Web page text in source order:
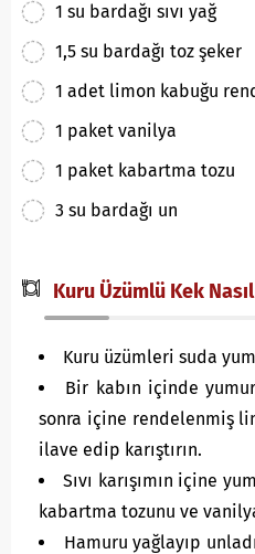
1 su bardağı sıvı yağ
1,5 su bardağı toz şeker
1 adet limon kabuğu
1 paket vanilya
1 paket kabartma tozu
3 su bardağı un
Kuru Üzümlü Kek Nasıl
Kuru üzümleri suda
Bir kabın içinde
sonra içine rendelenmiş
ilave edip karıştırın.
Sıvı karışımın içine
kabartma tozunu ve
Hamuru yağlayıp